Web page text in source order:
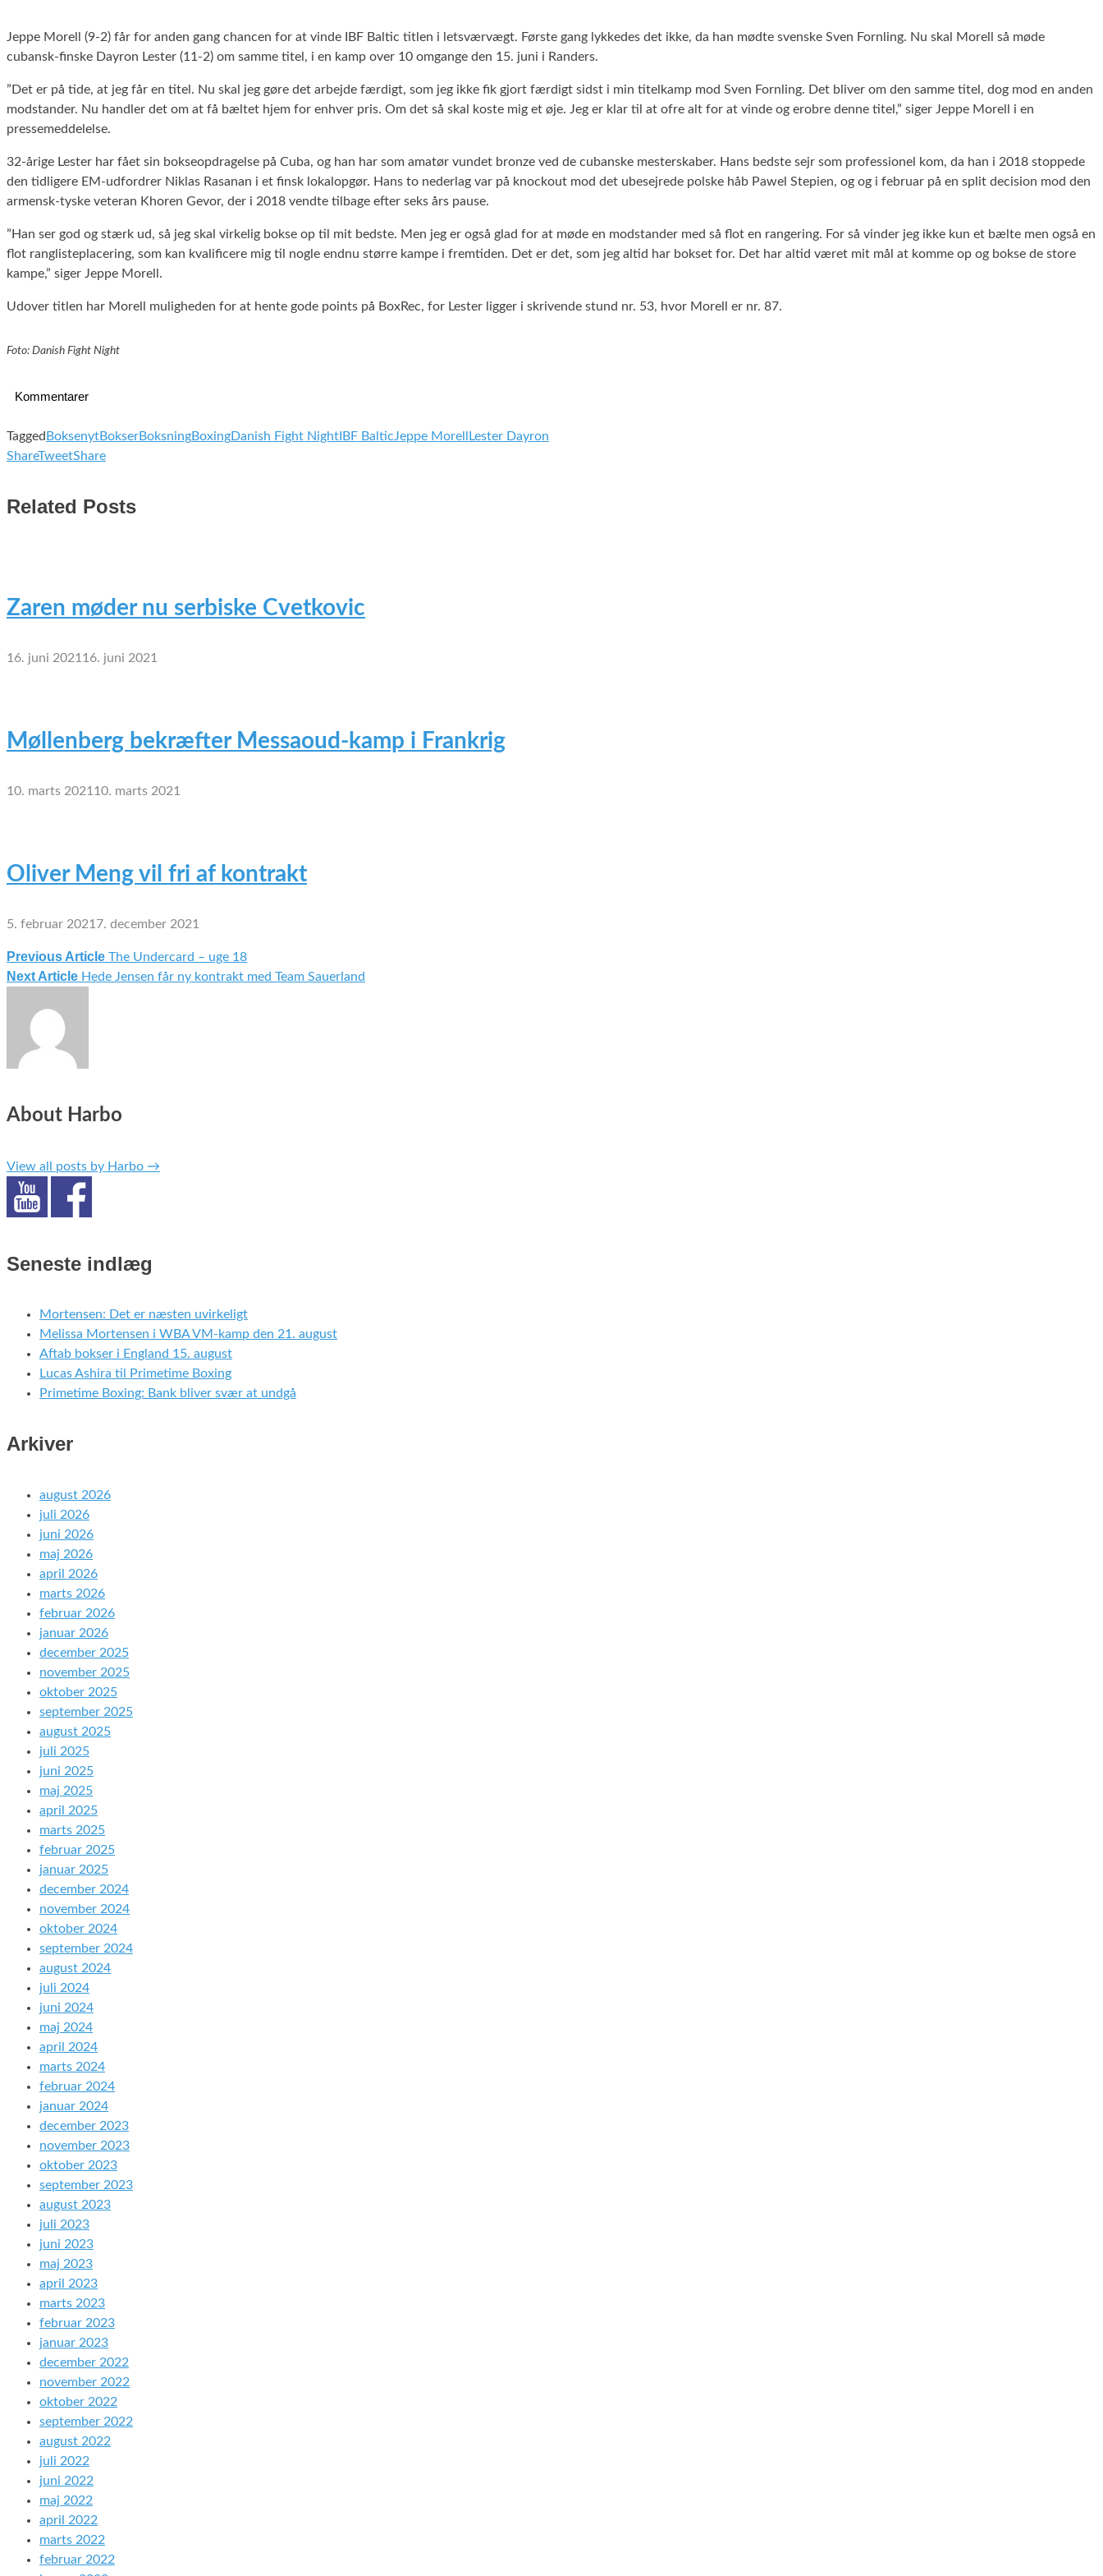
Jeppe Morell (9-2) får for anden gang chancen for at vinde IBF Baltic titlen i letsværvægt. Første gang lykkedes det ikke, da han mødte svenske Sven Fornling. Nu skal Morell så møde
cubansk-finske Dayron Lester (11-2) om samme titel, i en kamp over 10 omgange den 15. juni i Randers.
”Det er på tide, at jeg får en titel. Nu skal jeg gøre det arbejde færdigt, som jeg ikke fik gjort færdigt sidst i min titelkamp mod Sven Fornling. Det bliver om den samme titel, dog mod en anden
modstander. Nu handler det om at få bæltet hjem for enhver pris. Om det så skal koste mig et øje. Jeg er klar til at ofre alt for at vinde og erobre denne titel,” siger Jeppe Morell i en
pressemeddelelse.
32-årige Lester har fået sin bokseopdragelse på Cuba, og han har som amatør vundet bronze ved de cubanske mesterskaber. Hans bedste sejr som professionel kom, da han i 2018 stoppede
den tidligere EM-udfordrer Niklas Rasanan i et finsk lokalopgør. Hans to nederlag var på knockout mod det ubesejrede polske håb Pawel Stepien, og og i februar på en split decision mod den
armensk-tyske veteran Khoren Gevor, der i 2018 vendte tilbage efter seks års pause.
”Han ser god og stærk ud, så jeg skal virkelig bokse op til mit bedste. Men jeg er også glad for at møde en modstander med så flot en rangering. For så vinder jeg ikke kun et bælte men også en
flot ranglisteplacering, som kan kvalificere mig til nogle endnu større kampe i fremtiden. Det er det, som jeg altid har bokset for. Det har altid været mit mål at komme op og bokse de store
kampe,” siger Jeppe Morell.
Udover titlen har Morell muligheden for at hente gode points på BoxRec, for Lester ligger i skrivende stund nr. 53, hvor Morell er nr. 87.
Foto: Danish Fight Night
Kommentarer
Tagged BoksenytBokserBoksningBoxingDanish Fight Night IBF BalticJeppe Morell
Lester Dayron
ShareTweetShare
Related Posts
Zaren møder nu serbiske Cvetkovic
16. juni 2021 16. juni 2021
Møllenberg bekræfter Messaoud-kamp i Frankrig
10. marts 2021 10. marts 2021
Oliver Meng vil fri af kontrakt
5. februar 2021 7. december 2021
Indlægsnavigation
Previous Article The Undercard – uge 18
Next Article Hede Jensen får ny kontrakt med Team Sauerland
About Harbo
View all posts by Harbo →
Seneste indlæg
Mortensen: Det er næsten uvirkeligt
Melissa Mortensen i WBA VM-kamp den 21. august
Aftab bokser i England 15. august
Lucas Ashira til Primetime Boxing
Primetime Boxing: Bank bliver svær at undgå
Arkiver
august 2026
juli 2026
juni 2026
maj 2026
april 2026
marts 2026
februar 2026
januar 2026
december 2025
november 2025
oktober 2025
september 2025
august 2025
juli 2025
juni 2025
maj 2025
april 2025
marts 2025
februar 2025
januar 2025
december 2024
november 2024
oktober 2024
september 2024
august 2024
juli 2024
juni 2024
maj 2024
april 2024
marts 2024
februar 2024
januar 2024
december 2023
november 2023
oktober 2023
september 2023
august 2023
juli 2023
juni 2023
maj 2023
april 2023
marts 2023
februar 2023
januar 2023
december 2022
november 2022
oktober 2022
september 2022
august 2022
juli 2022
juni 2022
maj 2022
april 2022
marts 2022
februar 2022